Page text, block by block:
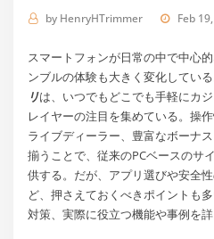
by HenryHTrimmer Feb
スマートフォンが日常の中で中心
ンブルの体験も大きく変化してい
リは、いつでもどこでも手軽にカ
レイヤーの注目を集めている。操
ライブディーラー、豊富なボーナ
揃うことで、従来のPCベースのサ
供する。だが、アプリ選びや安全
ど、押さえておくべきポイントも
対策、実際に役立つ機能や事例を詳